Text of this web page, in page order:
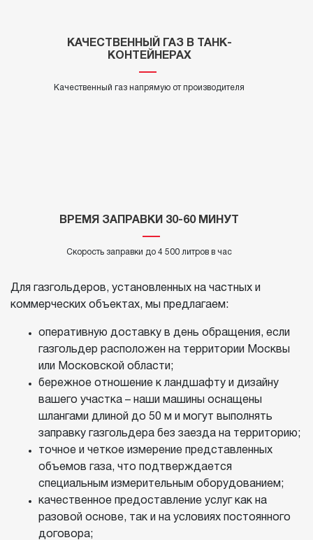
КАЧЕСТВЕННЫЙ ГАЗ В ТАНК-
КОНТЕЙНЕРАХ
Качественный газ напрямую от производителя
ВРЕМЯ ЗАПРАВКИ 30-60 МИНУТ
Скорость заправки до 4 500 литров в час
Для газгольдеров, установленных на частных и
коммерческих объектах, мы предлагаем:
оперативную доставку в день обращения, если
газгольдер расположен на территории Москвы
или Московской области;
бережное отношение к ландшафту и дизайну
вашего участка – наши машины оснащены
шлангами длиной до 50 м и могут выполнять
заправку газгольдера без заезда на территорию;
точное и четкое измерение представленных
объемов газа, что подтверждается
специальным измерительным оборудованием;
качественное предоставление услуг как на
разовой основе, так и на условиях постоянного
договора;